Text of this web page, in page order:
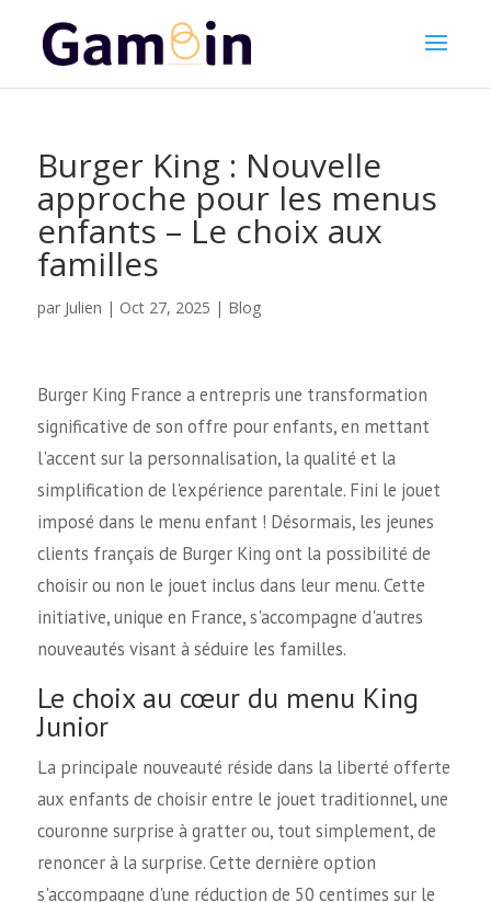
Burger King : Nouvelle
approche pour les menus
enfants – Le choix aux
familles
par Julien | Oct 27, 2025 | Blog
Burger King France a entrepris une transformation
significative de son offre pour enfants, en mettant
l'accent sur la personnalisation, la qualité et la
simplification de l'expérience parentale. Fini le jouet
imposé dans le menu enfant ! Désormais, les jeunes
clients français de Burger King ont la possibilité de
choisir ou non le jouet inclus dans leur menu. Cette
initiative, unique en France, s'accompagne d'autres
nouveautés visant à séduire les familles.
Le choix au cœur du menu King
Junior
La principale nouveauté réside dans la liberté offerte
aux enfants de choisir entre le jouet traditionnel, une
couronne surprise à gratter ou, tout simplement, de
renoncer à la surprise. Cette dernière option
s'accompagne d'une réduction de 50 centimes sur le